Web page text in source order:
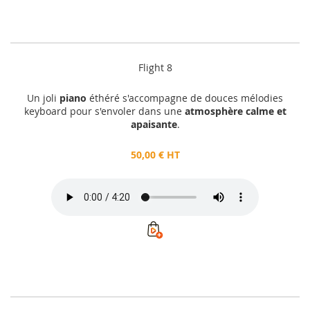
Flight 8
Un joli piano éthéré s'accompagne de douces mélodies
keyboard pour s'envoler dans une atmosphère calme et
apaisante.
50,00 € HT